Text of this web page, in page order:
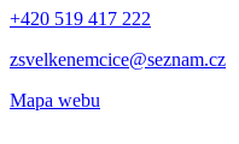
+420 519 417 222
zsvelkenemcice@seznam.cz
Mapa webu